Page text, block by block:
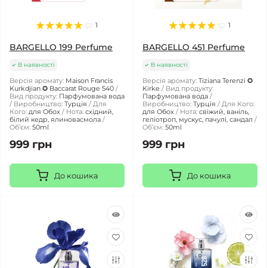
1
BARGELLO 199 Perfume
В наявності
Версія аромату: Maison Francis
Kurkdjian ✪ Baccarat Rouge 540
Вид продукту: Парфумована вода
Виробництво: Турція
Для
Кого: для Обох Нота: східний,
білий кедр, ялиновасмола
Обʼєм: 50ml
999 грн
До кошика
1
BARGELLO 451 Perfume
В наявності
Версія аромату: Tiziana Terenzi ✪
Kirke
Вид продукту:
Парфумована вода
Виробництво: Турція
Для Кого:
для Обох
Нота: свіжий, ваніль,
геліотроп, мускус, пачулі, сандал
Обʼєм: 50ml
999 грн
До кошика